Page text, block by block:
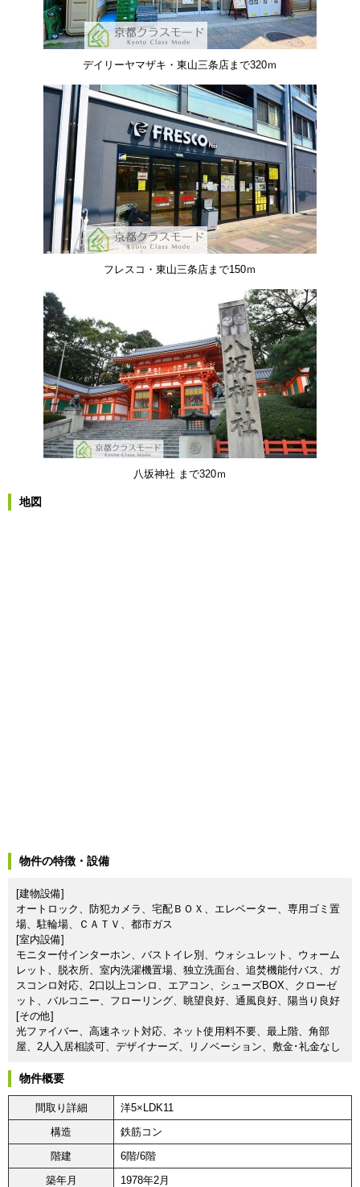
デイリーヤマザキ・東山三条店まで320ｍ
フレスコ・東山三条店まで150ｍ
八坂神社 まで320ｍ
地図
物件の特徴・設備
[建物設備]
オートロック、防犯カメラ、宅配ＢＯＸ、エレベーター、専用ゴミ置
場、駐輪場、ＣＡＴＶ、都市ガス
[室内設備]
モニター付インターホン、バストイレ別、ウォシュレット、ウォーム
レット、脱衣所、室内洗濯機置場、独立洗面台、追焚機能付バス、ガ
スコンロ対応、2口以上コンロ、エアコン、シューズBOX、クローゼ
ット、バルコニー、フローリング、眺望良好、通風良好、陽当り良好
[その他]
光ファイバー、高速ネット対応、ネット使用料不要、最上階、角部
屋、2人入居相談可、デザイナーズ、リノベーション、敷金･礼金なし
物件概要
間取り詳細
洋5×LDK11
構造
鉄筋コン
階建
6階/6階
築年月
1978年2月